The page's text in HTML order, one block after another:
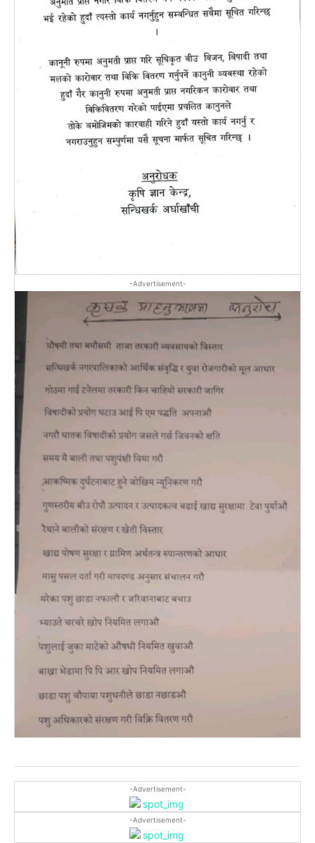
-Advertisement-
-Advertisement-
-Advertisement-